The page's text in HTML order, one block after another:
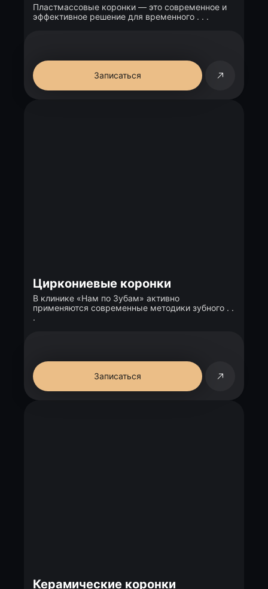
Пластмассовые коронки — это современное и
эффективное решение для временного . . .
Записаться
Циркониевые коронки
В клинике «Нам по Зубам» активно
применяются современные методики зубного . .
.
Записаться
Керамические коронки